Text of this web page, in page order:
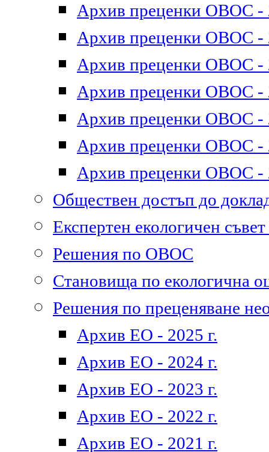
Архив преценки ОВОС -
Архив преценки ОВОС -
Архив преценки ОВОС -
Архив преценки ОВОС -
Архив преценки ОВОС -
Архив преценки ОВОС -
Архив преценки ОВОС -
Обществен достъп до
Експертен екологичен
Решения по ОВОС
Становища по екологична
Решения по преценяване
Архив ЕО - 2025 г.
Архив ЕО - 2024 г.
Архив ЕО - 2023 г.
Архив ЕО - 2022 г.
Архив ЕО - 2021 г.